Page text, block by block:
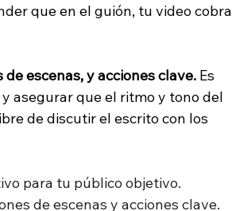
que en el guión, tu video cobra
escenas, y acciones clave. Es
asegurar que el ritmo y tono del
de discutir el escrito con los
para tu público objetivo.
de escenas y acciones clave.